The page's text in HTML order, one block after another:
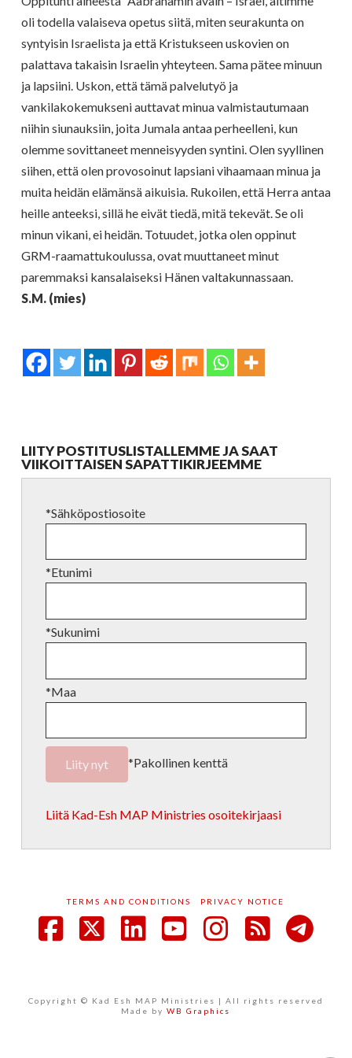
oli todella valaiseva opetus siitä, miten seurakunta on
syntyisin Israelista ja että Kristukseen uskovien on
palattava takaisin Israelin yhteyteen. Sama pätee minuun
ja lapsiini. Uskon, että tämä palvelutyö ja
vankilakokemukseni auttavat minua valmistautumaan
niihin siunauksiin, joita Jumala antaa perheelleni, kun
olemme sovittaneet menneisyyden syntini. Olen syyllinen
siihen, että olen provosoinut lapsiani vihaamaan minua ja
muita heidän elämänsä aikuisia. Rukoilen, että Herra antaa
heille anteeksi, sillä he eivät tiedä, mitä tekevät. Se oli
minun vikani, ei heidän. Totuudet, jotka olen oppinut
GRM-raamattukoulussa, ovat muuttaneet minut
paremmaksi kansalaiseksi Hänen valtakunnassaan.
S.M. (mies)
LIITY POSTITUSLISTALLEMME JA SAAT
VIIKOITTAISEN SAPATTIKIRJEEMME
*Sähköpostiosoite
*Etunimi
*Sukunimi
*Maa
*Pakollinen kenttä
Liitä Kad-Esh MAP Ministries osoitekirjaasi
TERMS AND CONDITIONS PRIVACY NOTICE
Copyright © Kad Esh MAP Ministries | All rights reserved
Made byWB Graphics